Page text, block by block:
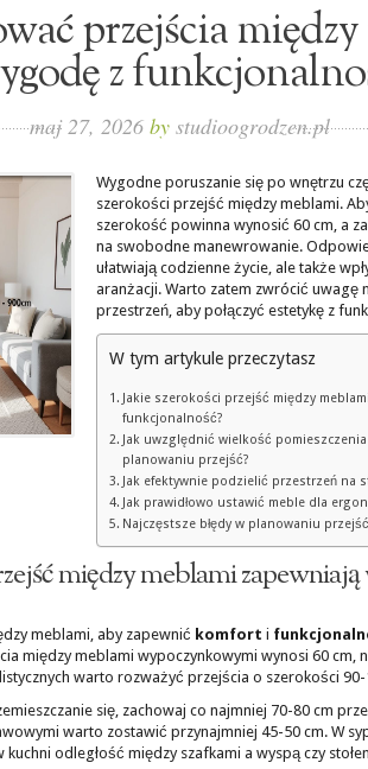
przejścia
z
maj 27, 2026 by studioogrodzen.pl
Wygodne poruszanie się po wnętrzu
szerokości przejść między meblami.
szerokość powinna wynosić 60 cm, a
na swobodne manewrowanie.
ułatwiają codzienne życie, ale także
aranżacji. Warto zatem zwrócić uwagę
przestrzeń, aby połączyć estetykę z
W tym artykule przeczytasz
Jakie szerokości przejść między
funkcjonalność?
Jak uwzględnić wielkość
planowaniu przejść?
Jak efektywnie podzielić przestrzeń na
Jak prawidłowo ustawić meble dla
Najczęstsze błędy w planowaniu
między meblami
meblami, aby zapewnić komfort i
między meblami wypoczynkowymi wynosi 60 cm,
warto rozważyć przejścia o szerokości 90-
się, zachowaj co najmniej 70-80 cm
warto zostawić przynajmniej 45-50 cm. W
kuchni odległość między szafkami a wyspą czy